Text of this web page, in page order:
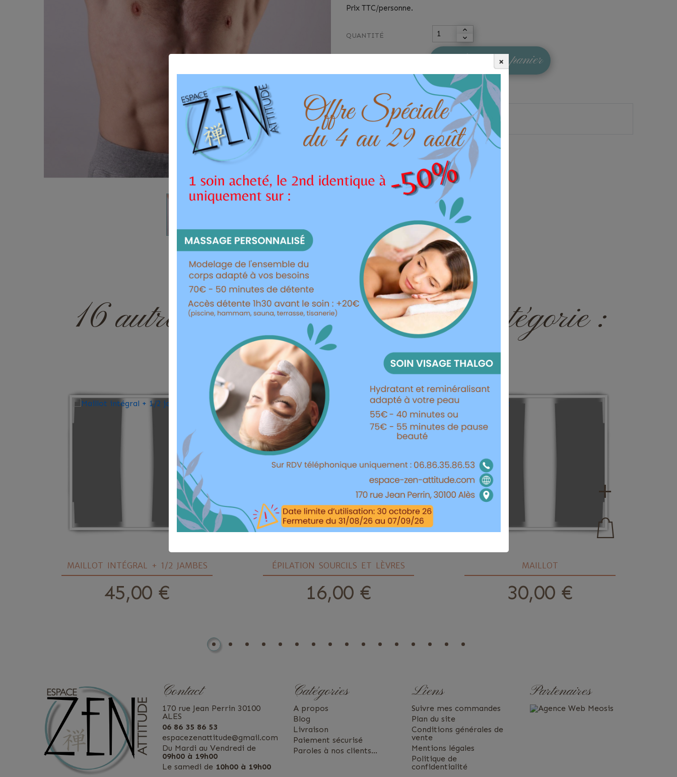
Prix TTC/personne.
QUANTITÉ
Ajouter au panier
DÉTAILS
997 Produits
16 autres produits dans la même catégorie :
MAILLOT INTÉGRAL + 1/2 JAMBES
prix
45,00 €
ÉPILATION SOURCILS ET LÈVRES
prix
16,00 €
MAILLOT
prix
30,00 €
Contact
170 rue Jean Perrin 30100
ALES
06 86 35 86 53
espacezenattitude@gmail.com
Du Mardi au Vendredi de
09h00 à 19h00
Le samedi de 10h00 à 19h00
Catégories
A propos
Blog
Livraison
Paiement sécurisé
Paroles à nos clients...
Liens
Suivre mes commandes
Plan du site
Conditions générales de
vente
Mentions légales
Politique de
confidentialité
Partenaires
×